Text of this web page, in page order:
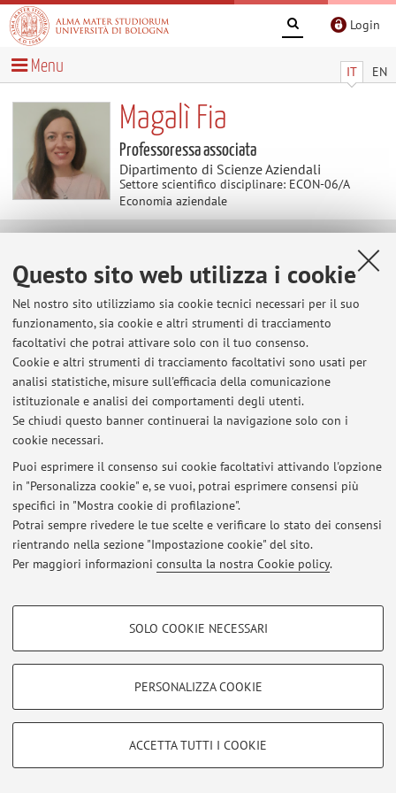
Questo sito web utilizza i cookie
Nel nostro sito utilizziamo sia cookie tecnici necessari per il suo
funzionamento, sia cookie e altri strumenti di tracciamento
facoltativi che potrai attivare solo con il tuo consenso.
Cookie e altri strumenti di tracciamento facoltativi sono usati per
analisi statistiche, misure sull'efficacia della comunicazione
istituzionale e analisi dei comportamenti degli utenti.
Se chiudi questo banner continuerai la navigazione solo con i
cookie necessari.
Puoi esprimere il consenso sui cookie facoltativi attivando l'opzione
in "Personalizza cookie" e, se vuoi, potrai esprimere consensi più
specifici in "Mostra cookie di profilazione".
Potrai sempre rivedere le tue scelte e verificare lo stato dei consensi
rientrando nella sezione "Impostazione cookie" del sito.
Per maggiori informazioni consulta la nostra Cookie policy.
COOKIE DI PROFILAZIONE - FACOLTATIVI
COOKIE TECNICI - NECESSARI
Si tratta di cookie tecnici utilizzati, a titolo esemplificativo, per il corretto
SOLO COOKIE NECESSARI
PERSONALIZZA COOKIE
ACCETTA TUTTI I COOKIE
Login
IT EN
Menu
Magalì Fia
Professoressa associata
Dipartimento di Scienze Aziendali
Settore scientifico disciplinare: ECON-06/A
Economia aziendale
Avvisi
Al momento non sono presenti avvisi.
Area riservata
Accedi tramite login per gestire tutti i contenuti del sito.
© 2026 - ALMA MATER STUDIORUM - Università di Bologna - Via
Zamboni, 33 - 40126 Bologna - Partita IVA: 01131710376
Privacy| Note legali |Impostazioni Cookie